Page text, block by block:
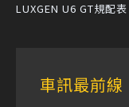
LUXGEN U6 GT規配
車訊最前線